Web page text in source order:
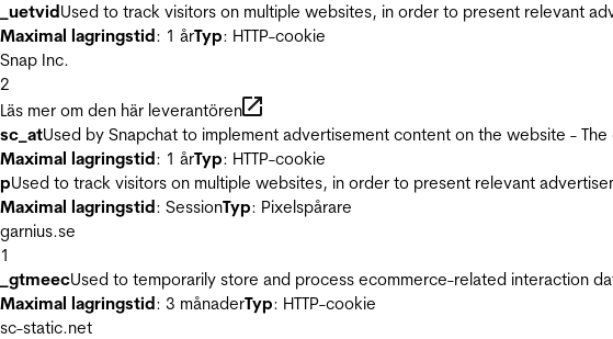
_uetvidUsed to track visitors on multiple websites, in order to present relevant
Maximal lagringstid: 1 årTyp: HTTP-cookie
Snap Inc.
2
Läs mer om den här leverantören
sc_atUsed by Snapchat to implement advertisement content on the website -
Maximal lagringstid: 1 årTyp: HTTP-cookie
pUsed to track visitors on multiple websites, in order to present relevant
Maximal lagringstid: SessionTyp: Pixelspårare
garnius.se
1
_gtmeecUsed to temporarily store and process ecommerce-related interaction
Maximal lagringstid: 3 månaderTyp: HTTP-cookie
sc-static.net